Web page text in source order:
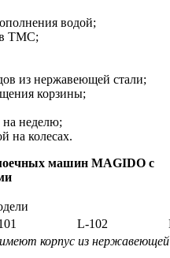
водой;
ТМС;
из нержавеющей стали;
корзины;
неделю;
на колесах.
машин MAGIDO с
L-102
корпус из